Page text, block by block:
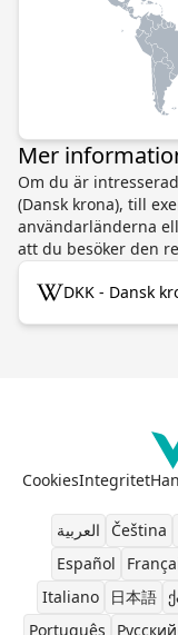
Mer
Om du är
(Dansk krona), till
användarländerna
att du besöker den
DKK - Dansk
CookiesIntegritet
العربية
Čeština
Español
Italiano
日本語
Português
Pусский